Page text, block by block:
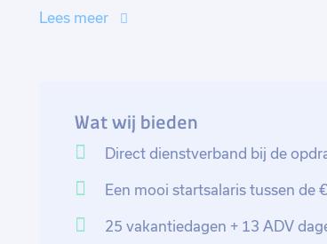
voorbereidingen voor. Daarnaast ga je
Lees meer
Wat wij bieden
Direct dienstverband bij de
Een mooi startsalaris tussen de
25 vakantiedagen + 13 ADV